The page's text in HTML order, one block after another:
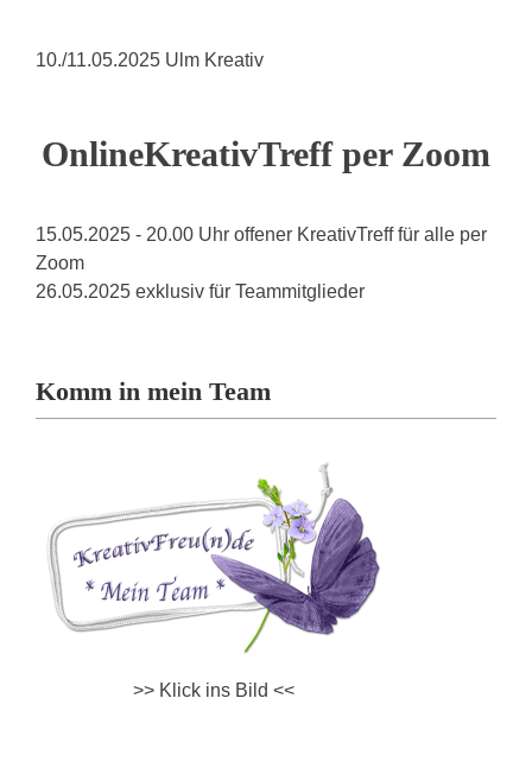
10./11.05.2025 Ulm Kreativ
OnlineKreativTreff per Zoom
15.05.2025 - 20.00 Uhr offener KreativTreff für alle per
Zoom
26.05.2025 exklusiv für Teammitglieder
Komm in mein Team
>> Klick ins Bild <<